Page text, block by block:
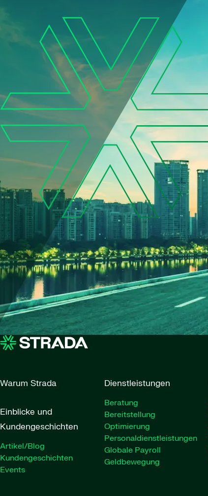
Warum Strada
Einblicke und
Kundengeschichten
Artikel/Blog
Kundengeschichten
Events
Dienstleistungen
Beratung
Bereitstellung
Optimierung
Personaldienstleistungen
Globale Payroll
Geldbewegung